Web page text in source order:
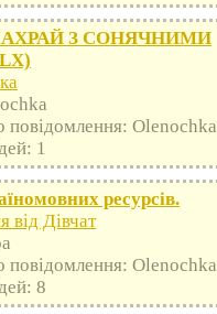
З СОНЯЧНИМИ
повідомлення: Olenochka
1
ресурсів.
від Дівчат
повідомлення: Olenochka
8